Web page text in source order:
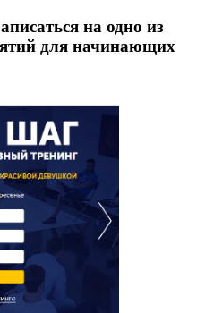
на одно из
для начинающих